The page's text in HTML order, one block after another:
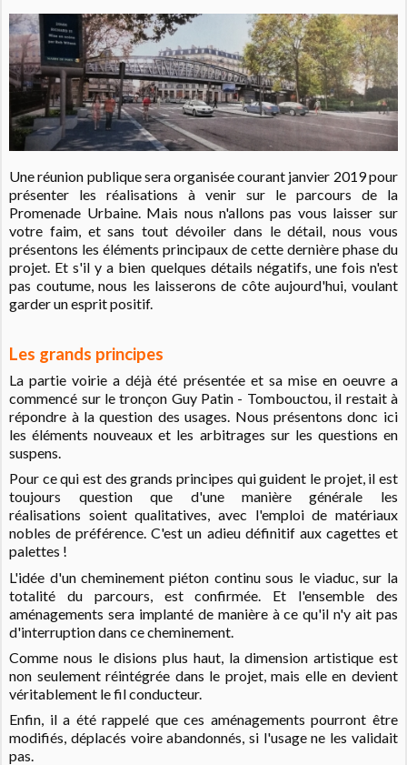
Une réunion publique sera organisée courant janvier 2019 pour
présenter les réalisations à venir sur le parcours de la
Promenade Urbaine. Mais nous n'allons pas vous laisser sur
votre faim, et sans tout dévoiler dans le détail, nous vous
présentons les éléments principaux de cette dernière phase du
projet. Et s'il y a bien quelques détails négatifs, une fois n'est
pas coutume, nous les laisserons de côte aujourd'hui, voulant
garder un esprit positif.
Les grands principes
La partie voirie a déjà été présentée et sa mise en oeuvre a
commencé sur le tronçon Guy Patin - Tombouctou, il restait à
répondre à la question des usages. Nous présentons donc ici
les éléments nouveaux et les arbitrages sur les questions en
suspens.
Pour ce qui est des grands principes qui guident le projet, il est
toujours question que d'une manière générale les
réalisations soient qualitatives, avec l'emploi de matériaux
nobles de préférence. C'est un adieu définitif aux cagettes et
palettes !
L'idée d'un cheminement piéton continu sous le viaduc, sur la
totalité du parcours, est confirmée. Et l'ensemble des
aménagements sera implanté de manière à ce qu'il n'y ait pas
d'interruption dans ce cheminement.
Comme nous le disions plus haut, la dimension artistique est
non seulement réintégrée dans le projet, mais elle en devient
véritablement le fil conducteur.
Enfin, il a été rappelé que ces aménagements pourront être
modifiés, déplacés voire abandonnés, si l'usage ne les validait
pas.